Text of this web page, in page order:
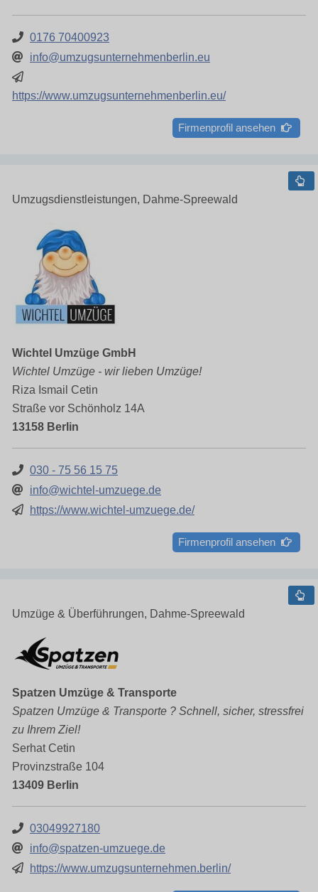
0176 70400923
info@umzugsunternehmenberlin.eu
https://www.umzugsunternehmenberlin.eu/
Firmenprofil ansehen
Umzugsdienstleistungen, Dahme-Spreewald
Wichtel Umzüge GmbH
Wichtel Umzüge - wir lieben Umzüge!
Riza Ismail Cetin
Straße vor Schönholz 14A
13158 Berlin
030 - 75 56 15 75
info@wichtel-umzuege.de
https://www.wichtel-umzuege.de/
Firmenprofil ansehen
Umzüge & Überführungen, Dahme-Spreewald
Spatzen Umzüge & Transporte
Spatzen Umzüge & Transporte ? Schnell, sicher, stressfrei
zu Ihrem Ziel!
Serhat Cetin
Provinzstraße 104
13409 Berlin
03049927180
info@spatzen-umzuege.de
https://www.umzugsunternehmen.berlin/